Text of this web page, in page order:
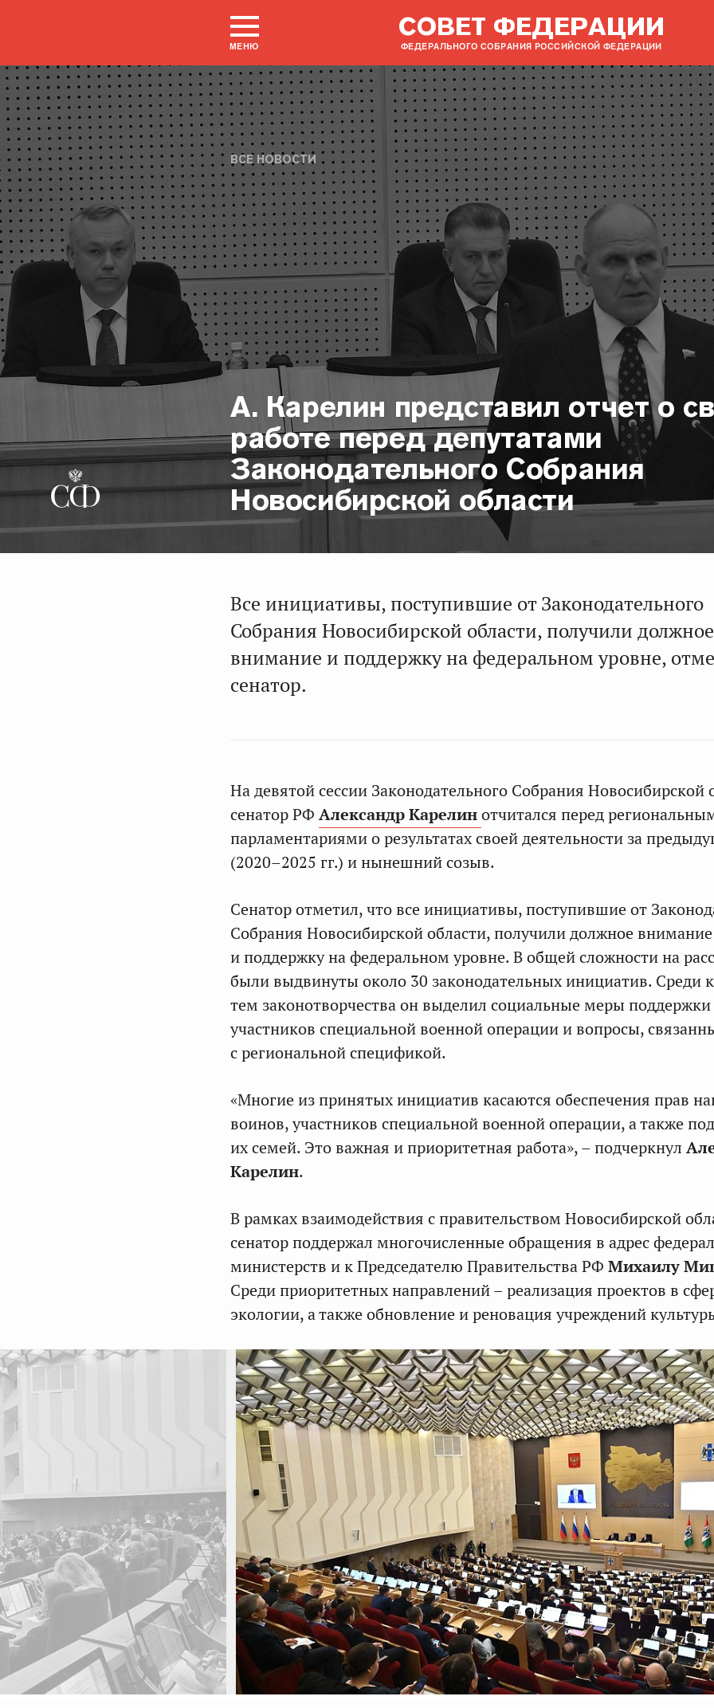
МЕНЮ
СОВЕТ ФЕДЕРАЦИИ
ФЕДЕРАЛЬНОГО СОБРАНИЯ РОССИЙСКОЙ ФЕДЕРАЦИИ
ВСЕ НОВОСТИ
А. Карелин представил отчет о
работе перед депутатами
Законодательного Собрания
Новосибирской области
Все инициативы, поступившие от Законодательного
Собрания Новосибирской области, получили должное
внимание и поддержку на федеральном уровне,
сенатор.
На девятой сессии Законодательного Собрания Новосибирской
сенатор РФ Александр Карелинотчитался перед
парламентариями о результатах своей деятельности за
(2020–2025 гг.) и нынешний созыв.
Сенатор отметил, что все инициативы, поступившие от
Собрания Новосибирской области, получили должное внимание
и поддержку на федеральном уровне. В общей сложности на
были выдвинуты около 30 законодательных инициатив. Среди
тем законотворчества он выделил социальные меры поддержки
участников специальной военной операции и вопросы,
с региональной спецификой.
«Многие из принятых инициатив касаются обеспечения прав
воинов, участников специальной военной операции, а также
их семей. Это важная и приоритетная работа», – подчеркнул
Карелин.
В рамках взаимодействия с правительством Новосибирской
сенатор поддержал многочисленные обращения в адрес
министерств и к Председателю Правительства РФ Михаилу
Среди приоритетных направлений – реализация проектов в
экологии, а также обновление и реновация учреждений